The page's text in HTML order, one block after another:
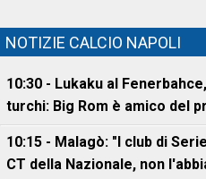
NOTIZIE CALCIO NAPOLI
10:30 - Lukaku al
turchi: Big Rom è amico del
10:15 - Malagò: "I club di
CT della Nazionale, non